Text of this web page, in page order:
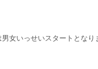
女いっせいスタートとな